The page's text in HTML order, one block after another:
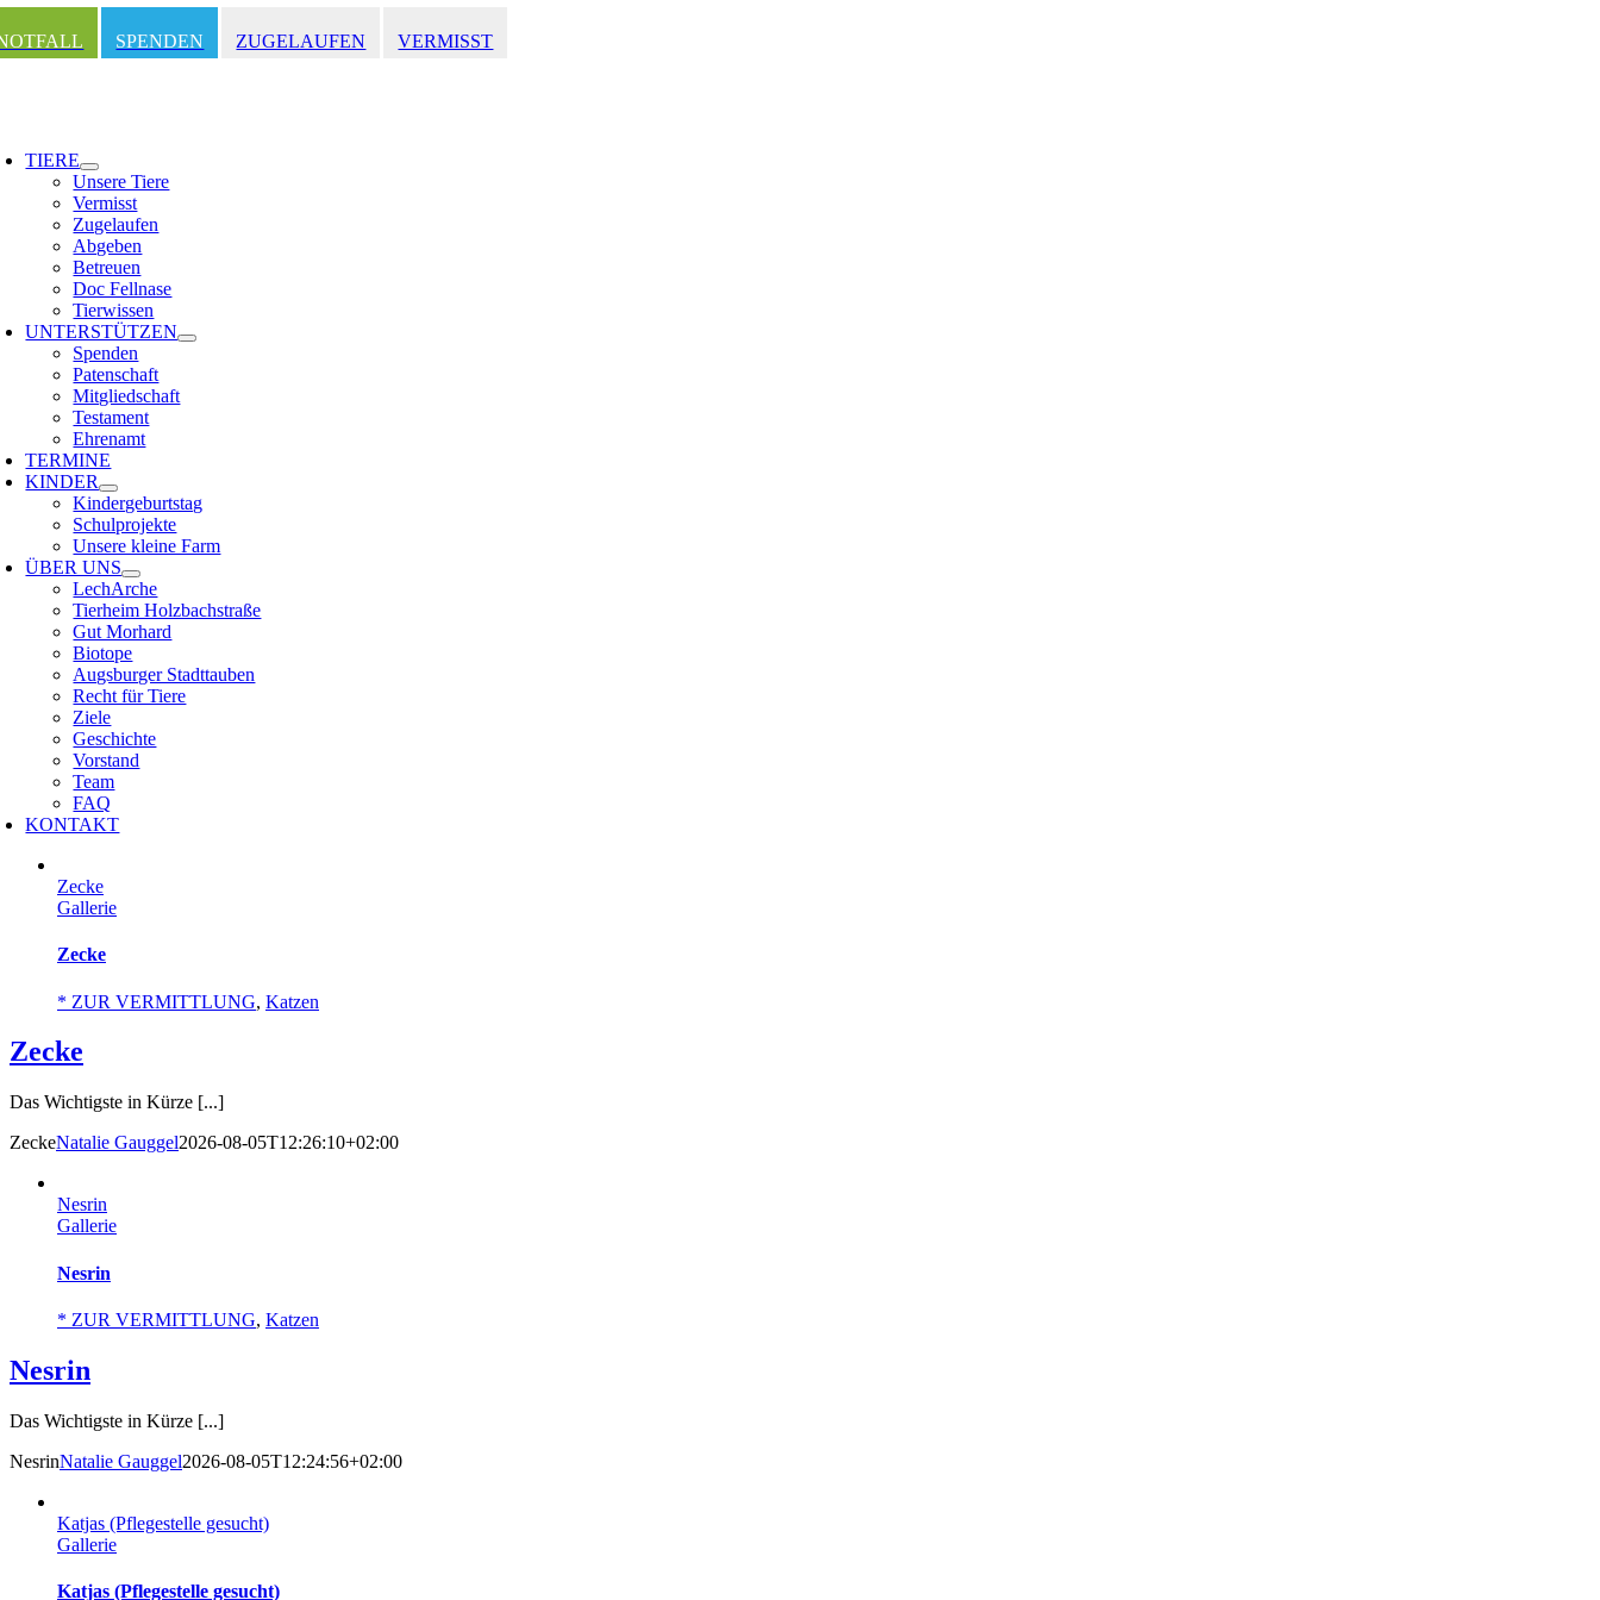
Inhalt
springen
SPENDEN ZUGELAUFEN VERMISST
TIERE
Unsere Tiere
Vermisst
Zugelaufen
Abgeben
Betreuen
Doc Fellnase
Tierwissen
UNTERSTÜTZEN
Spenden
Patenschaft
Mitgliedschaft
Testament
Ehrenamt
TERMINE
KINDER
Kindergeburtstag
Schulprojekte
Unsere kleine Farm
ÜBER UNS
LechArche
Tierheim Holzbachstraße
Gut Morhard
Biotope
Augsburger Stadttauben
Recht für Tiere
Ziele
Geschichte
Vorstand
Team
FAQ
KONTAKT
Zecke
Gallerie
Zecke
* ZUR VERMITTLUNG, Katzen
Zecke
Das Wichtigste in Kürze [...]
ZeckeNatalie Gauggel2026-08-05T12:26:10+02:00
Nesrin
Gallerie
Nesrin
* ZUR VERMITTLUNG, Katzen
Nesrin
Das Wichtigste in Kürze [...]
NesrinNatalie Gauggel2026-08-05T12:24:56+02:00
Katjas (Pflegestelle gesucht)
Gallerie
Katjas (Pflegestelle gesucht)